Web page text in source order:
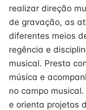
realizar direção
de gravação, as
diferentes meios
regência e
musical. Presta
música e
no campo
e orienta projetos